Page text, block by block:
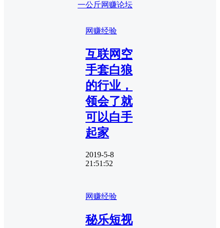
一公斤网赚论坛
网赚经验
互联网空
手套白狼
的行业，
领会了就
可以白手
起家
2019-5-8
21:51:52
网赚经验
秘乐短视